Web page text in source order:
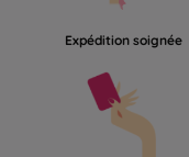
Expédition soignée